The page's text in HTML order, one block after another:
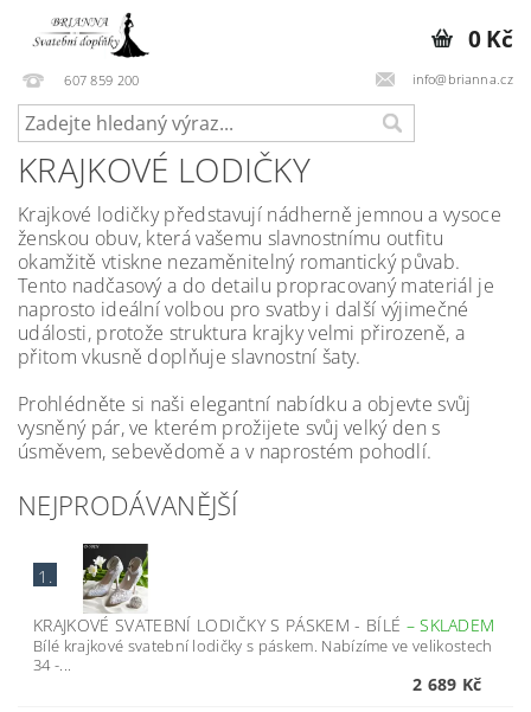
607 859 200 info@brianna.cz
0 Kč
KRAJKOVÉ LODIČKY
Krajkové lodičky představují nádherně jemnou a vysoce
ženskou obuv, která vašemu slavnostnímu outfitu
okamžitě vtiskne nezaměnitelný romantický půvab.
Tento nadčasový a do detailu propracovaný materiál je
naprosto ideální volbou pro svatby i další výjimečné
události, protože struktura krajky velmi přirozeně, a
přitom vkusně doplňuje slavnostní šaty.
Prohlédněte si naši elegantní nabídku a objevte svůj
vysněný pár, ve kterém prožijete svůj velký den s
úsměvem, sebevědomě a v naprostém pohodlí.
NEJPRODÁVANĚJŠÍ
1.
KRAJKOVÉ SVATEBNÍ LODIČKY S PÁSKEM - BÍLÉ –SKLADEM
Bílé krajkové svatební lodičky s páskem. Nabízíme ve velikostech
34 -...
2 689 Kč